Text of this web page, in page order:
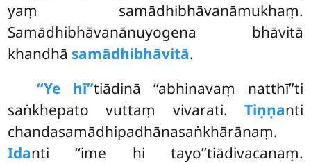
yaṃ samādhibhāvanāmukhaṃ.
Samādhibhāvanānuyogena bhāvitā
khandhā samādhibhāvitā.
‘‘Ye hī’’tiādinā ‘‘abhinavaṃ natthī’’ti
saṅkhepato vuttaṃ vivarati. Tiṇṇanti
chandasamādhipadhānasaṅkhārānaṃ.
Idanti ‘‘ime hi tayo’’tiādivacanaṃ.